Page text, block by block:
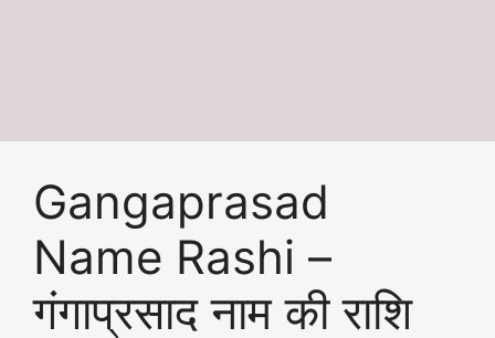
Gangaprasad
Name Rashi –
गंगाप्रसाद नाम की राशि